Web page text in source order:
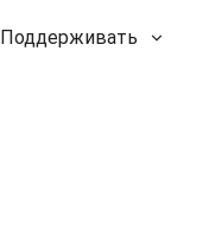
Поддерживать